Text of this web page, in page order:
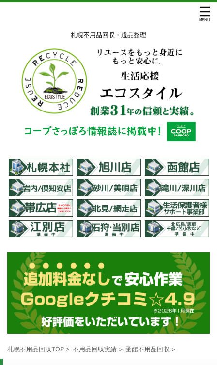
札幌不用品回収・遺品整理
札幌不用品回収TOP > 不用品回収実績 > 函館不用品回収 >